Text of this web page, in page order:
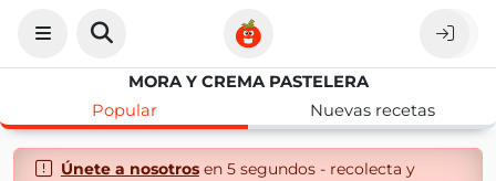
MORA Y CREMA PASTELERA
Popular
Nuevas recetas
Únete a nosotrosen 5 segundos - recolecta y